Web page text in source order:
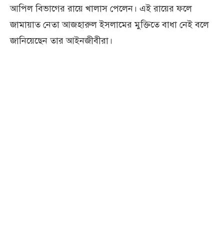
আপিল বিভাগের রায়ে খালাস পেলেন। এই রায়ের ফলে
জামায়াত নেতা আজহারুল ইসলামের মুক্তিতে বাধা নেই বলে
জানিয়েছেন তার আইনজীবীরা।